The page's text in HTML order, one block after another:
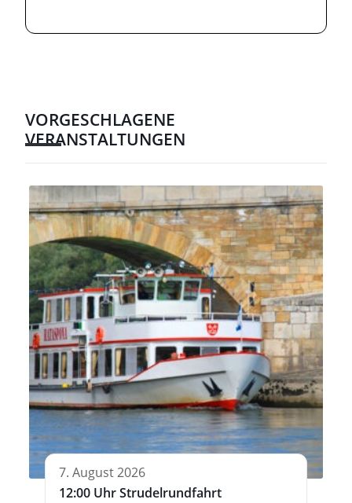
VORGESCHLAGENE
VERANSTALTUNGEN
7. August 2026
12:00 Uhr Strudelrundfahrt